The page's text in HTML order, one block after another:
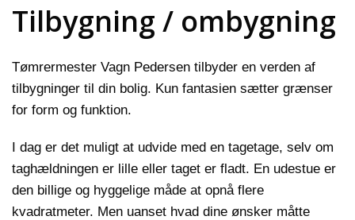
Tilbygning / ombygning
Tømrermester Vagn Pedersen tilbyder en verden af
tilbygninger til din bolig. Kun fantasien sætter grænser
for form og funktion.
I dag er det muligt at udvide med en tagetage, selv om
taghældningen er lille eller taget er fladt. En udestue er
den billige og hyggelige måde at opnå flere
kvadratmeter. Men uanset hvad dine ønsker måtte